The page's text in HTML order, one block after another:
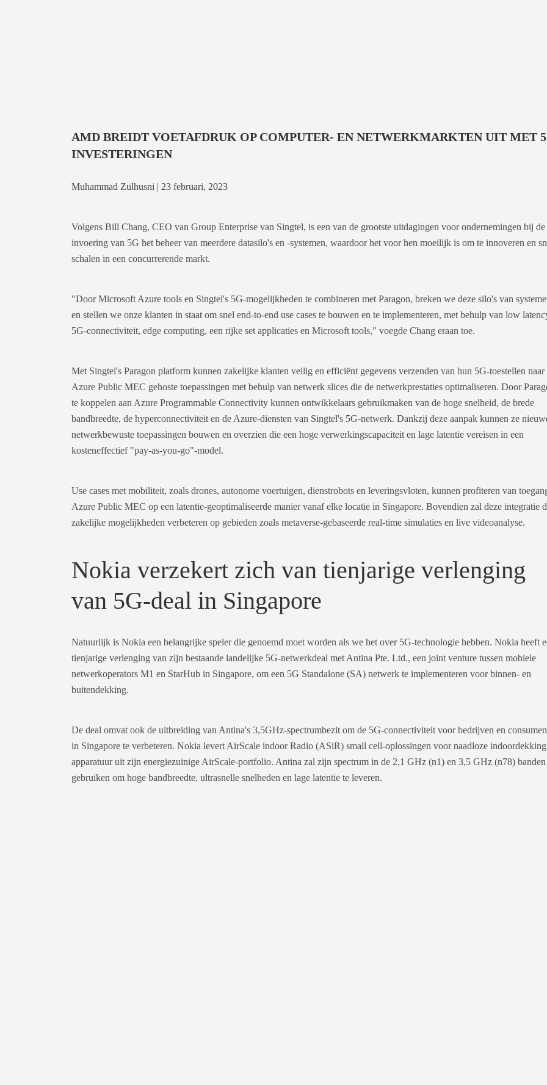
AMD BREIDT VOETAFDRUK OP COMPUTER- EN NETWERKMARKTEN UIT MET
INVESTERINGEN
Muhammad Zulhusni | 23 februari, 2023
Volgens Bill Chang, CEO van Group Enterprise van Singtel, is een van de grootste uitdagingen voor ondernemingen bij de
invoering van 5G het beheer van meerdere datasilo's en -systemen, waardoor het voor hen moeilijk is om te innoveren en
schalen in een concurrerende markt.
"Door Microsoft Azure tools en Singtel's 5G-mogelijkheden te combineren met Paragon, breken we deze silo's van
en stellen we onze klanten in staat om snel end-to-end use cases te bouwen en te implementeren, met behulp van low
5G-connectiviteit, edge computing, een rijke set applicaties en Microsoft tools," voegde Chang eraan toe.
Met Singtel's Paragon platform kunnen zakelijke klanten veilig en efficiënt gegevens verzenden van hun 5G-toestellen naar
Azure Public MEC gehoste toepassingen met behulp van netwerk slices die de netwerkprestaties optimaliseren. Door
te koppelen aan Azure Programmable Connectivity kunnen ontwikkelaars gebruikmaken van de hoge snelheid, de brede
bandbreedte, de hyperconnectiviteit en de Azure-diensten van Singtel's 5G-netwerk. Dankzij deze aanpak kunnen ze
netwerkbewuste toepassingen bouwen en overzien die een hoge verwerkingscapaciteit en lage latentie vereisen in een
kosteneffectief "pay-as-you-go"-model.
Use cases met mobiliteit, zoals drones, autonome voertuigen, dienstrobots en leveringsvloten, kunnen profiteren van
Azure Public MEC op een latentie-geoptimaliseerde manier vanaf elke locatie in Singapore. Bovendien zal deze integratie
zakelijke mogelijkheden verbeteren op gebieden zoals metaverse-gebaseerde real-time simulaties en live videoanalyse.
Nokia verzekert zich van tienjarige verlenging
van 5G-deal in Singapore
Natuurlijk is Nokia een belangrijke speler die genoemd moet worden als we het over 5G-technologie hebben. Nokia heeft
tienjarige verlenging van zijn bestaande landelijke 5G-netwerkdeal met Antina Pte. Ltd., een joint venture tussen mobiele
netwerkoperators M1 en StarHub in Singapore, om een 5G Standalone (SA) netwerk te implementeren voor binnen- en
buitendekking.
De deal omvat ook de uitbreiding van Antina's 3,5GHz-spectrumbezit om de 5G-connectiviteit voor bedrijven en
in Singapore te verbeteren. Nokia levert AirScale indoor Radio (ASiR) small cell-oplossingen voor naadloze indoordekking
apparatuur uit zijn energiezuinige AirScale-portfolio. Antina zal zijn spectrum in de 2,1 GHz (n1) en 3,5 GHz (n78) banden
gebruiken om hoge bandbreedte, ultrasnelle snelheden en lage latentie te leveren.